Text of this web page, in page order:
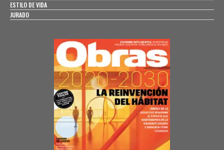
ESTILO DE VIDA
JURADO